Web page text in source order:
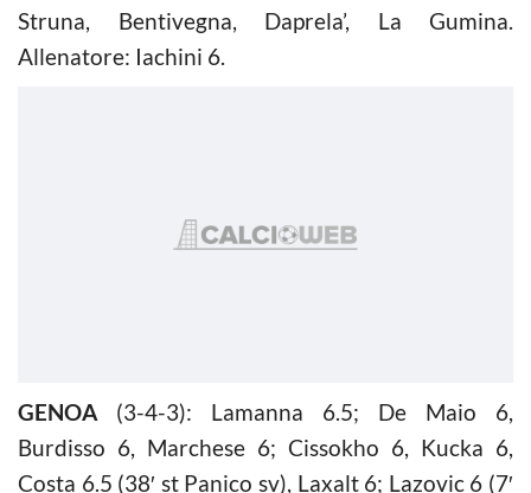
Struna, Bentivegna, Daprela’, La Gumina.
Allenatore: Iachini 6.
GENOA (3-4-3): Lamanna 6.5; De Maio 6,
Burdisso 6, Marchese 6; Cissokho 6, Kucka 6,
Costa 6.5 (38′ st Panico sv), Laxalt 6; Lazovic 6 (7′